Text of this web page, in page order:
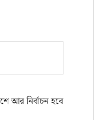
আর নির্বাচন হবে